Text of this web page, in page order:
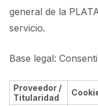
general de la
servicio.
Base legal:
Proveedor /
Titularidad